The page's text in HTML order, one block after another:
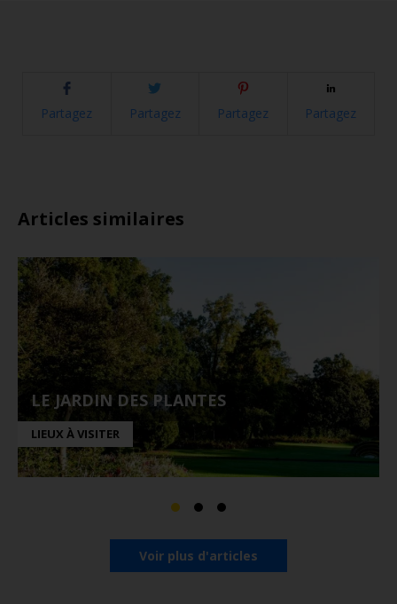
Partagez Partagez Partagez Partagez
Articles similaires
LE JARDIN DES PLANTES
LIEUX À VISITER
Voir plus d'articles